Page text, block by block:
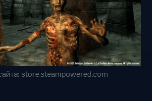
store.steampowered.com